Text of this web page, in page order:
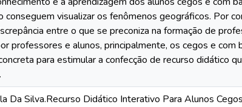
conseguem visualizar os fenômenos geográficos. Por
entre o que se preconiza na formação de
professores e alunos, principalmente, os cegos e
para estimular a confecção de recurso didático
Da Silva.Recurso Didático Interativo Para Alunos